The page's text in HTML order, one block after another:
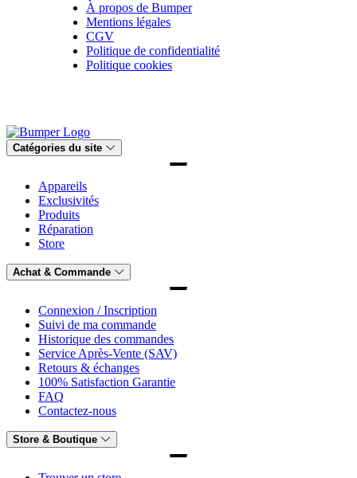
À propos de Bumper
Mentions légales
CGV
Politique de confidentialité
Politique cookies
Catégories du site
Appareils
Exclusivités
Produits
Réparation
Store
Achat & Commande
Connexion / Inscription
Suivi de ma commande
Historique des commandes
Service Après-Vente (SAV)
Retours & échanges
100% Satisfaction Garantie
FAQ
Contactez-nous
Store & Boutique